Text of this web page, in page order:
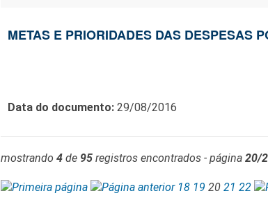
METAS E PRIORIDADES DAS DESPESAS
Data do documento:29/08/2016
mostrando 4de 95registros encontrados - página 20/
18 19 20 21 22